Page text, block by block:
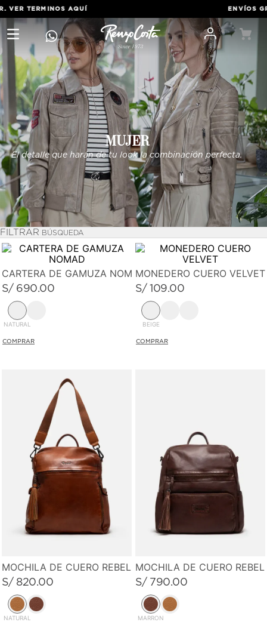
TERMINOSAQUÍ ENVÍOS
MUJER
El detalle que harán de tu look la combinación perfecta.
FILTRAR
CARTERA DE GAMUZA NOMAD
S/ 690.00
NATURAL
MONEDERO CUERO VELVET
S/ 109.00
BEIGE
MOCHILA DE CUERO REBEL LEATHER FLOW
S/ 820.00
NATURAL
MOCHILA DE CUERO
S/ 790.00
MARRON